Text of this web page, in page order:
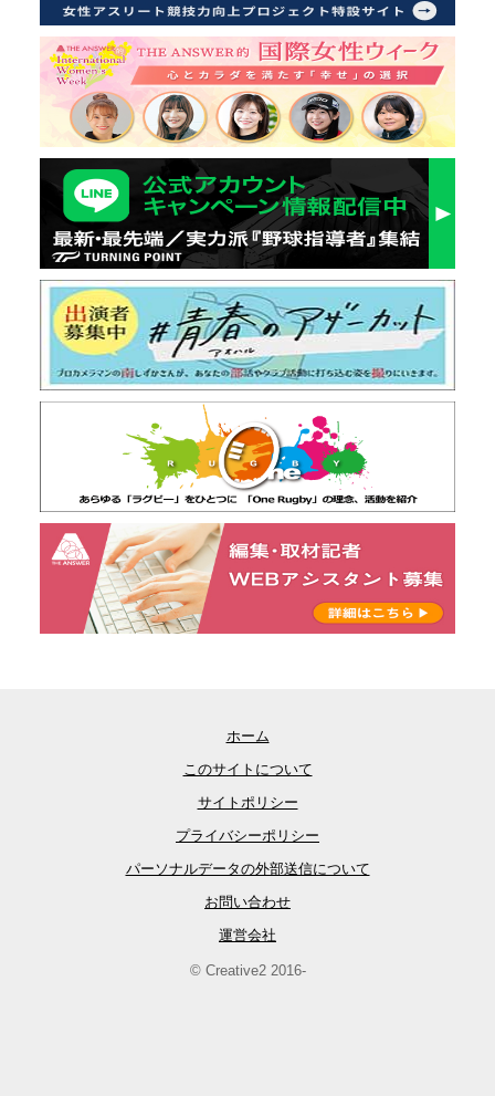
ホーム
このサイトについて
サイトポリシー
プライバシーポリシー
パーソナルデータの外部送信について
お問い合わせ
運営会社
© Creative2 2016-